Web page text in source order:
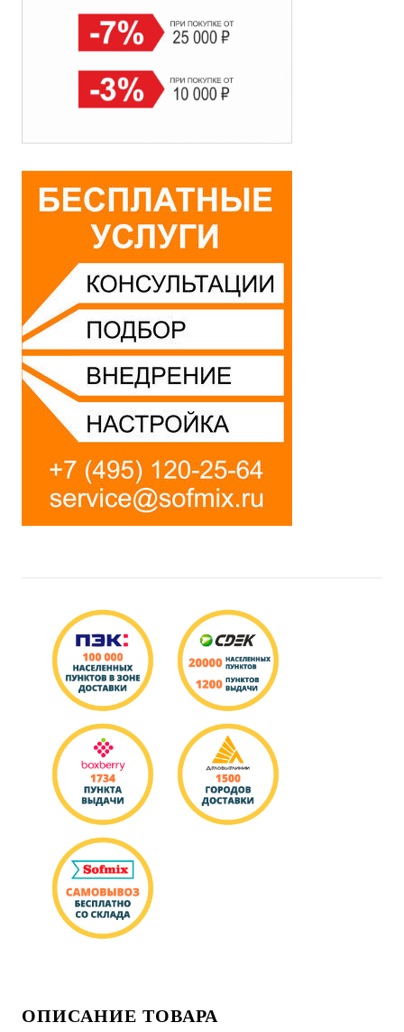
ОПИСАНИЕ ТОВАРА